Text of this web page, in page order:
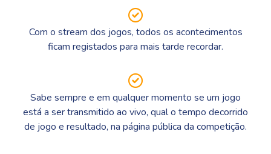
Com o stream dos jogos, todos os acontecimentos
ficam registados para mais tarde recordar.
Sabe sempre e em qualquer momento se um jogo
está a ser transmitido ao vivo, qual o tempo decorrido
de jogo e resultado, na página pública da competição.